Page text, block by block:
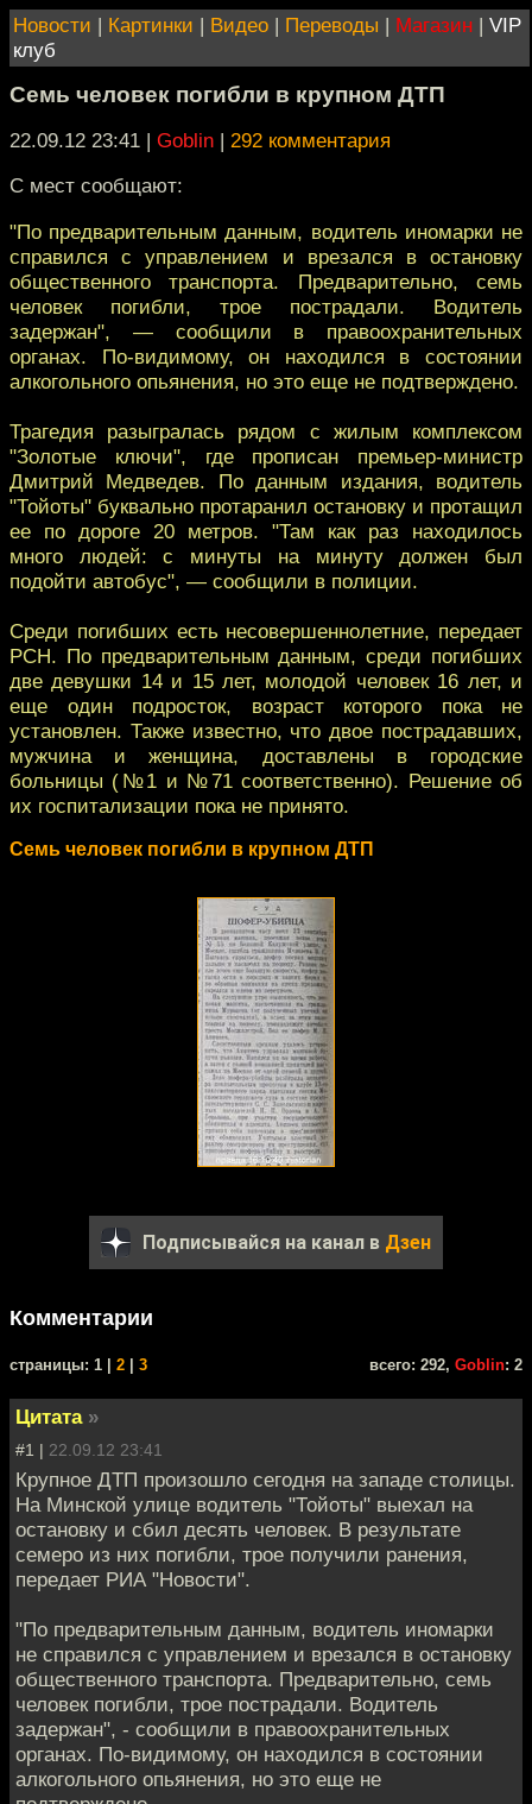
Новости | Картинки | Видео | Переводы | Магазин | VIP
клуб
Семь человек погибли в крупном ДТП
22.09.12 23:41 | Goblin | 292 комментария
С мест сообщают:
"По предварительным данным, водитель иномарки не
справился с управлением и врезался в остановку
общественного транспорта. Предварительно, семь
человек погибли, трое пострадали. Водитель
задержан", — сообщили в правоохранительных
органах. По-видимому, он находился в состоянии
алкогольного опьянения, но это еще не подтверждено.
Трагедия разыгралась рядом с жилым комплексом
"Золотые ключи", где прописан премьер-министр
Дмитрий Медведев. По данным издания, водитель
"Тойоты" буквально протаранил остановку и протащил
ее по дороге 20 метров. "Там как раз находилось
много людей: с минуты на минуту должен был
подойти автобус", — сообщили в полиции.
Среди погибших есть несовершеннолетние, передает
РСН. По предварительным данным, среди погибших
две девушки 14 и 15 лет, молодой человек 16 лет, и
еще один подросток, возраст которого пока не
установлен. Также известно, что двое пострадавших,
мужчина и женщина, доставлены в городские
больницы (№1 и №71 соответственно). Решение об
их госпитализации пока не принято.
Семь человек погибли в крупном ДТП
Подписывайся на канал в Дзен
Комментарии
cтраницы: 1 | 2 3 всего: 292, Goblin: 2
Цитата »
#1 | 22.09.12 23:41
Крупное ДТП произошло сегодня на западе столицы.
На Минской улице водитель "Тойоты" выехал на
остановку и сбил десять человек. В результате
семеро из них погибли, трое получили ранения,
передает РИА "Новости".
"По предварительным данным, водитель иномарки
не справился с управлением и врезался в остановку
общественного транспорта. Предварительно, семь
человек погибли, трое пострадали. Водитель
задержан", - сообщили в правоохранительных
органах. По-видимому, он находился в состоянии
алкогольного опьянения, но это еще не